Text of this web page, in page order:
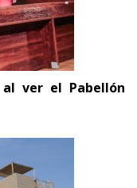
ver el Pabellón